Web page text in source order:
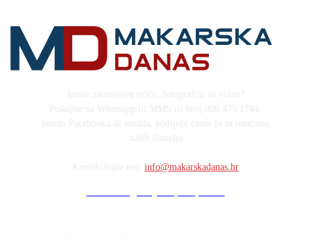
info@makarskadanas.hr